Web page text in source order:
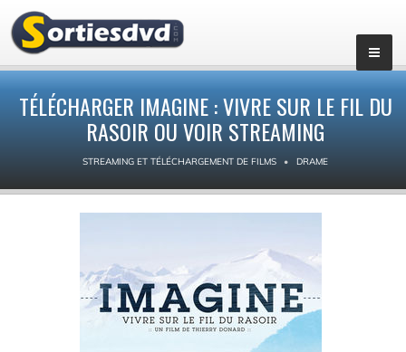
TÉLÉCHARGER IMAGINE : VIVRE SUR LE FIL DU
RASOIR OU VOIR STREAMING
STREAMING ET TÉLÉCHARGEMENT DE FILMS DRAME